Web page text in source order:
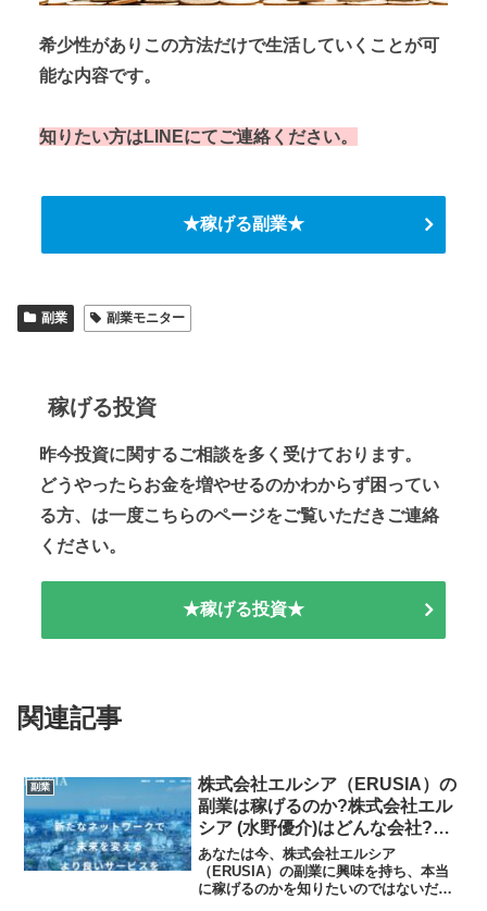
希少性がありこの方法だけで生活していくことが可
能な内容です。
知りたい方はLINEにてご連絡ください。
★稼げる副業★
副業 副業モニター
稼げる投資
昨今投資に関するご相談を多く受けております。
どうやったらお金を増やせるのかわからず困ってい
る方、は一度こちらのページをご覧いただきご連絡
ください。
★稼げる投資★
関連記事
副業
株式会社エルシア（ERUSIA）の
副業は稼げるのか?株式会社エル
シア (水野優介)はどんな会社?怪
しい副業の実態や実践者の声、口
コミや評判を調査しました
あなたは今、株式会社エルシア
（ERUSIA）の副業に興味を持ち、本当
に稼げるのかを知りたいのではないだろ